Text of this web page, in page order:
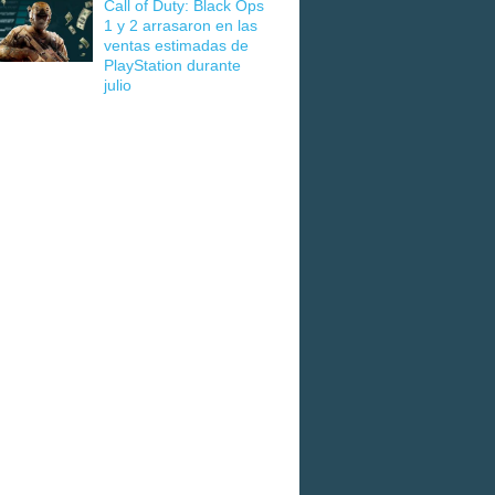
Call of Duty: Black Ops
1 y 2 arrasaron en las
ventas estimadas de
PlayStation durante
julio